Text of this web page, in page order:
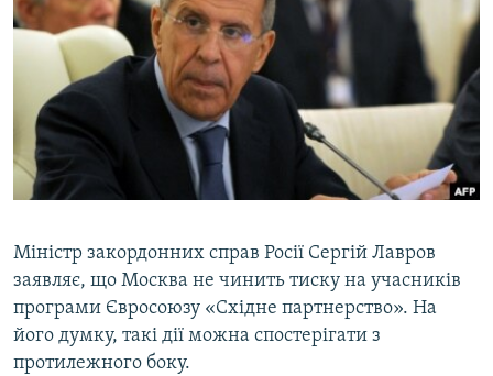
СПЕЦПРОЕКТИ
ДЕПОРТАЦІЯ
ВІДЕОУРОКИ «ELIFBE»
СВІДЧЕННЯ ОКУПАЦІЇ
УКРАЇНСЬКА ПРОБЛЕМА КРИМУ
ЯК ОБІЙТИ БЛОКУВАННЯ
Русский
Qırımtatar
Усі сайти RFE/RL
Міністр закордонних справ Росії Сергій Лавров
заявляє, що Москва не чинить тиску на учасників
програми Євросоюзу «Східне партнерство». На
його думку, такі дії можна спостерігати з
протилежного боку.